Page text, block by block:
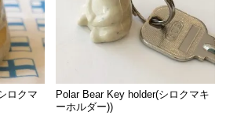
ロクマ
Polar Bear Key holder(シロクマキ
ーホルダー))